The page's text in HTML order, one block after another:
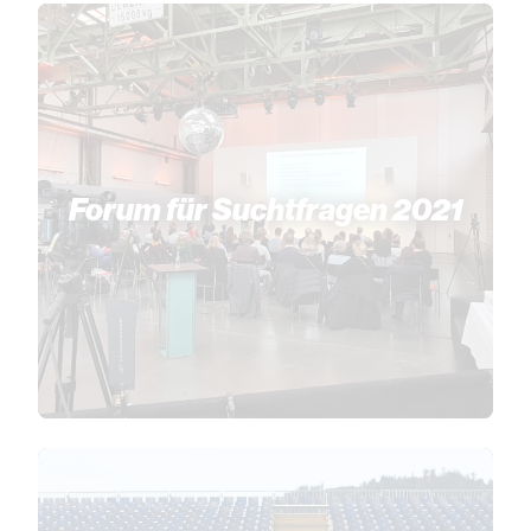
Forum für Suchtfragen 2021